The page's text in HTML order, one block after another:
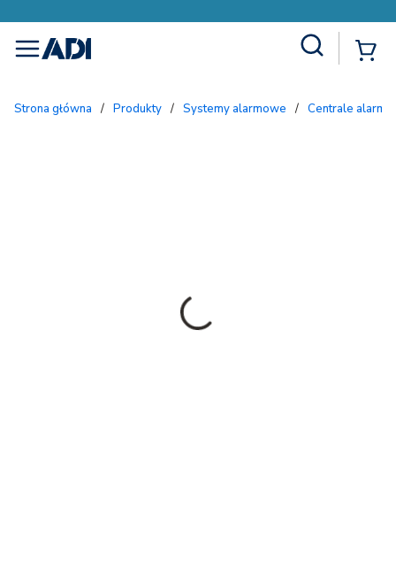
menu
Strona główna / Produkty / Systemy alarmowe / Centrale